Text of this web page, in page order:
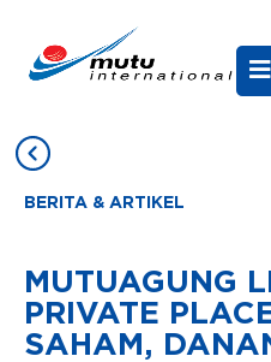
BERITA & ARTIKEL
MUTUAGUNG
PRIVATE
SAHAM,